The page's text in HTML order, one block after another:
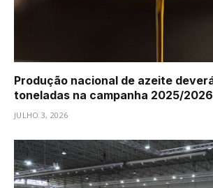
Produção nacional de azeite
toneladas na campanha 2025/2026
JULHO 3, 2026